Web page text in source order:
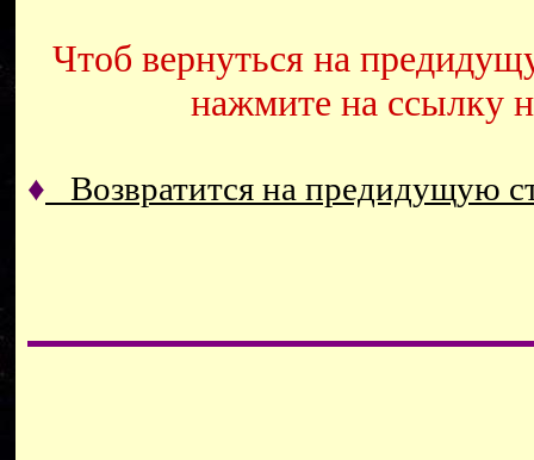
Чтоб вернуться на
нажмите на ссылку
♦ Возвратится на предидущую